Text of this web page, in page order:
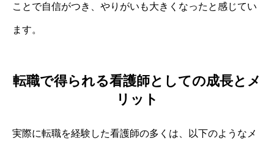
ことで自信がつき、やりがいも大きくなったと感じてい
ます。
転職で得られる看護師としての成長とメ
リット
実際に転職を経験した看護師の多くは、以下のようなメ